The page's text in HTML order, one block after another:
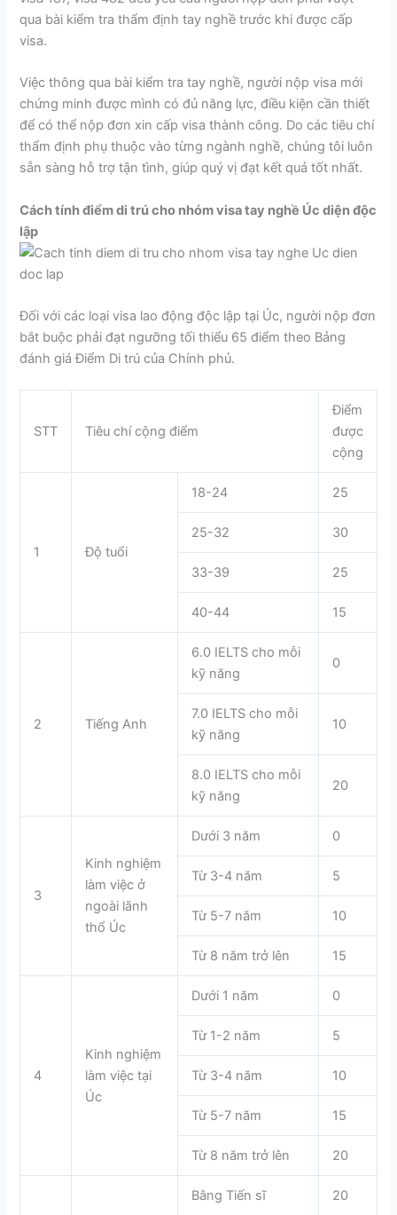
qua bài kiểm tra thẩm định tay nghề trước khi được cấp
visa.
Việc thông qua bài kiểm tra tay nghề, người nộp visa mới
chứng minh được mình có đủ năng lực, điều kiện cần thiết
để có thể nộp đơn xin cấp visa thành công. Do các tiêu chí
thẩm định phụ thuộc vào từng ngành nghề, chúng tôi luôn
sẵn sàng hỗ trợ tận tình, giúp quý vị đạt kết quả tốt nhất.
Cách tính điểm di trú cho nhóm visa tay nghề Úc diện độc
lập
Đối với các loại visa lao động độc lập tại Úc, người nộp đơn
bắt buộc phải đạt ngưỡng tối thiểu 65 điểm theo Bảng
đánh giá Điểm Di trú của Chính phủ.
STT Tiêu chí cộng điểm
Điểm
được
cộng
1 Độ tuổi
18-24 25
25-32 30
33-39 25
40-44 15
2 Tiếng Anh
6.0 IELTS cho mỗi
kỹ năng
0
7.0 IELTS cho mỗi
kỹ năng
10
8.0 IELTS cho mỗi
kỹ năng
20
3
Kinh nghiệm
làm việc ở
ngoài lãnh
thổ Úc
Dưới 3 năm 0
Từ 3-4 năm 5
Từ 5-7 năm 10
Từ 8 năm trở lên 15
4
Kinh nghiệm
làm việc tại
Úc
Dưới 1 năm 0
Từ 1-2 năm 5
Từ 3-4 năm 10
Từ 5-7 năm 15
Từ 8 năm trở lên 20
Bằng Tiến sĩ 20